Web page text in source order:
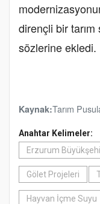
dirençli bir tarım
sözlerine ekledi.
Kaynak:Tarım
Anahtar Kelimeler:
Erzurum
Gölet Projeleri
Hayvan İçme Suyu